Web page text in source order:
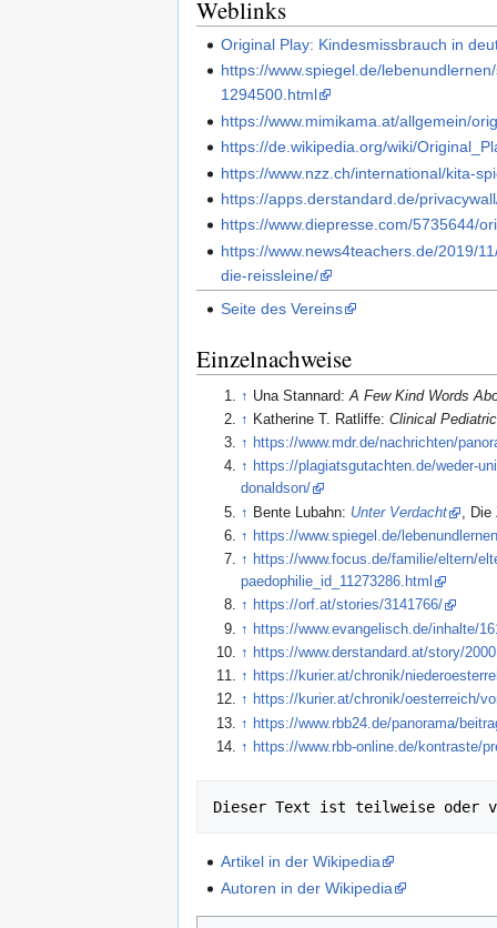
Weblinks
Original Play: Kindesmissbrauch in
https://www.spiegel.de/
1294500.html
https://www.mimikama.at/allgemein/
https://de.wikipedia.org/wiki/
https://www.nzz.ch/international/kita-
https://apps.derstandard.de/
https://www.diepresse.com/5735644/
https://www.news4teachers.de/2019/
die-reissleine/
Seite des Vereins
Einzelnachweise
↑ Una Stannard:A Few Kind Words
↑ Katherine T. Ratliffe:Clinical
↑ https://www.mdr.de/nachrichten/
↑ https://plagiatsgutachten.de/weder-
donaldson/
↑ Bente Lubahn: Unter Verdacht
,
↑ https://www.spiegel.de/
↑ https://www.focus.de/familie/eltern/
paedophilie_id_11273286.html
↑ https://orf.at/stories/3141766/
↑ https://www.evangelisch.de/inhalte/
↑ https://www.derstandard.at/story/
↑ https://kurier.at/chronik/
↑ https://kurier.at/chronik/oesterreich/
↑ https://www.rbb24.de/panorama/
↑ https://www.rbb-online.de/kontraste/
Dieser Text ist teilweise oder
Artikel in der Wikipedia
Autoren in der Wikipedia